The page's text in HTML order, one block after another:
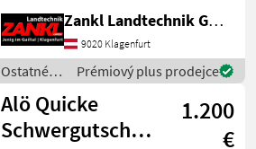
mimoriadne robustný -
Namontovaný skrutkovaný
držiak pre teleskopický
nakladač Bobcat - pr
Zankl Landtechnik GmbH
9020 Klagenfurt
Ostatné
traktorové
komponenty
/ Alö
Prémiový plus prodejce
Alö Quicke
Schwergutschaufel
1.200
€